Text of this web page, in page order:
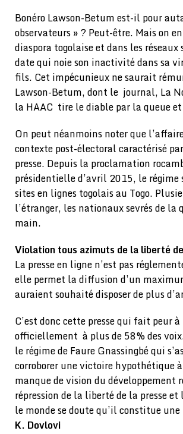
Bonéro Lawson-Betum est-il pour
observateurs » ? Peut-être. Mais on
diaspora togolaise et dans les
date qui noie son inactivité dans sa
fils. Cet impécunieux ne saurait
Lawson-Betum, dont le journal, La
la HAAC tire le diable par la queue
On peut néanmoins noter que
contexte post-électoral caractérisé
presse. Depuis la proclamation
présidentielle d’avril 2015, le régime
sites en lignes togolais au Togo.
l’étranger, les nationaux sevrés de
main.
Violation tous azimuts de la liberté
La presse en ligne n’est pas
elle permet la diffusion d’un
auraient souhaité disposer de plus
C’est donc cette presse qui fait peur
officiellement à plus de 58% des
le régime de Faure Gnassingbé qui
corroborer une victoire hypothétique
manque de vision du développement
répression de la liberté de la presse
le monde se doute qu’il constitue
K. Dovlovi